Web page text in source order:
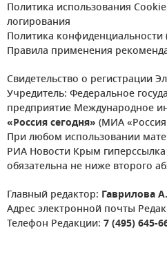
Политика использования
логирования
Политика конфиденциальности
Правила применения
Свидетельство о регистрации
Учредитель: Федеральное
предприятие Международное
«Россия сегодня» (МИА «Россия
При любом использовании
РИА Новости Крым
обязательна не ниже второго
Главный редактор: Гаврилова
Адрес электронной почты
Телефон Редакции: 7 (495) 645-